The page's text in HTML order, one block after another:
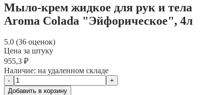
Мыло-крем жидкое для рук и тела
Aroma Colada "Эйфорическое", 4л
5.0 (36 оценок)
Цена за штуку
955,3 ₽
Наличие: на удаленном складе
-
+
Добавить в корзину